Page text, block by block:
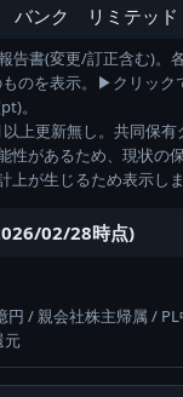
バンク リミテッド
告書(変更/訂正含む)。
のを表示。▶クリック
。
上更新無し。共同保
性があるため、現状の
上が生じるため表示しま
02/28時点)
円 / 親会社株主帰属 / PL
元